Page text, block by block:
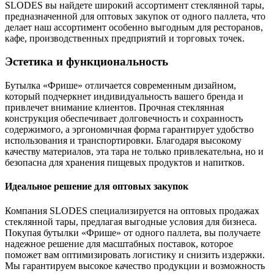
SLODES вы найдете широкий ассортимент стеклянной тары,
предназначенной для оптовых закупок от одного паллета, что
делает наш ассортимент особенно выгодным для ресторанов,
кафе, производственных предприятий и торговых точек.
Эстетика и функциональность
Бутылка «Фрише» отличается современным дизайном,
который подчеркнет индивидуальность вашего бренда и
привлечет внимание клиентов. Прочная стеклянная
конструкция обеспечивает долговечность и сохранность
содержимого, а эргономичная форма гарантирует удобство
использования и транспортировки. Благодаря высокому
качеству материалов, эта тара не только привлекательна, но и
безопасна для хранения пищевых продуктов и напитков.
Идеальное решение для оптовых закупок
Компания SLODES специализируется на оптовых продажах
стеклянной тары, предлагая выгодные условия для бизнеса.
Покупая бутылки «Фрише» от одного паллета, вы получаете
надежное решение для масштабных поставок, которое
поможет вам оптимизировать логистику и снизить издержки.
Мы гарантируем высокое качество продукции и возможность